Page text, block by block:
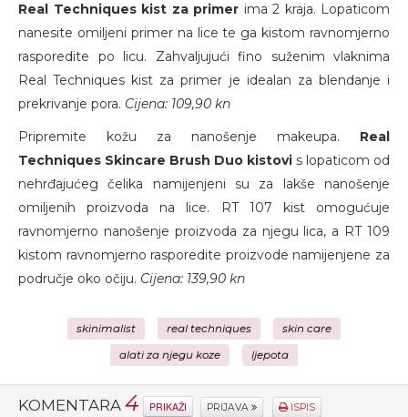
Real Techniques kist za primer ima 2 kraja. Lopaticom
nanesite omiljeni primer na lice te ga kistom ravnomjerno
rasporedite po licu. Zahvaljujući fino suženim vlaknima
Real Techniques kist za primer je idealan za blendanje i
prekrivanje pora. Cijena: 109,90 kn
Pripremite kožu za nanošenje makeupa. Real
Techniques Skincare Brush Duo kistovi s lopaticom od
nehrđajućeg čelika namijenjeni su za lakše nanošenje
omiljenih proizvoda na lice. RT 107 kist omogućuje
ravnomjerno nanošenje proizvoda za njegu lica, a RT 109
kistom ravnomjerno rasporedite proizvode namijenjene za
područje oko očiju. Cijena: 139,90 kn
skinimalist real techniques skin care
alati za njegu koze ljepota
KOMENTARA 4 PRIKAŽI PRIJAVA ISPIS